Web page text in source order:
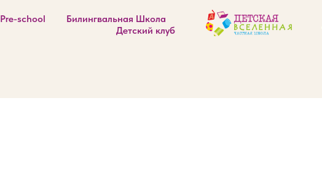
Pre-school
Билингвальная Школа
Детский клуб